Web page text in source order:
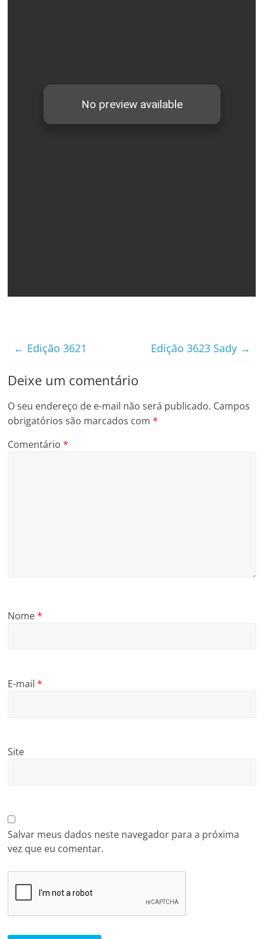
← Edição 3621 Edição 3623 Sady →
Deixe um comentário
O seu endereço de e-mail não será publicado. Campos
obrigatórios são marcados com*
Comentário*
Nome*
E-mail*
Site
Salvar meus dados neste navegador para a próxima
vez que eu comentar.